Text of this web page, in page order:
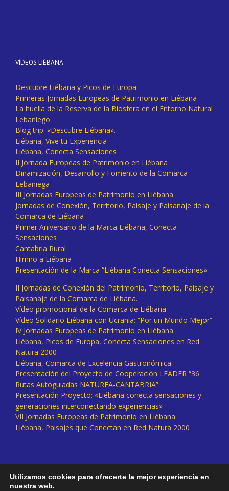
VÍDEOS LIÉBANA
Descubre Liébana y Picos de Europa
Primeras Jornadas Europeas de Patrimonio en Liébana
La huella de la Reserva de la Biosfera en el Entorno Natural
Lebaniego
Blog trip: «Descubre Liébana».
Liébana, Vive tu Experiencia
Liébana, Conecta Sensaciones
II Jornada Europeas de Patrimonio en Liébana
Dinamización, Desarrollo y Fomento de la Comarca
Lebaniega
III Jornadas Europeas de Patrimonio en Liébana
Jornadas de Conexión, Territorio, Paisaje y Paisanaje de la
Comarca de Liébana
Primer Aniversario de la Marca Liébana, Conecta
Sensaciones
Cantabria Rural
Himno a Liébana
Presentación de la Marca “Liébana Conecta Sensaciones»
II Jornadas de Conexión del Patrimonio, Territorio, Paisaje y
Paisanaje de la Comarca de Liébana.
Vídeo promocional de la Comarca de Liébana
Vídeo Solidario Liébana con Ucrania: “Por un Mundo Mejor”
IV Jornadas Europeas de Patrimonio en Liébana
Liébana, Picos de Europa, Conecta Sensaciones en Red
Natura 2000
Liébana, Comarca de Excelencia Gastronómica.
Presentación del Proyecto de Cooperación LEADER “36
Rutas Autoguiadas NATUREA-CANTABRIA”
Presentación Proyecto: «Liébana conecta sensaciones y
generaciones interconectando experiencias»
VII Jornadas Europeas de Patrimonio en Liébana
Liébana, Paisajes que Conectan en Red Natura 2000
Utilizamos cookies para ofrecerte la mejor experiencia en
nuestra web.